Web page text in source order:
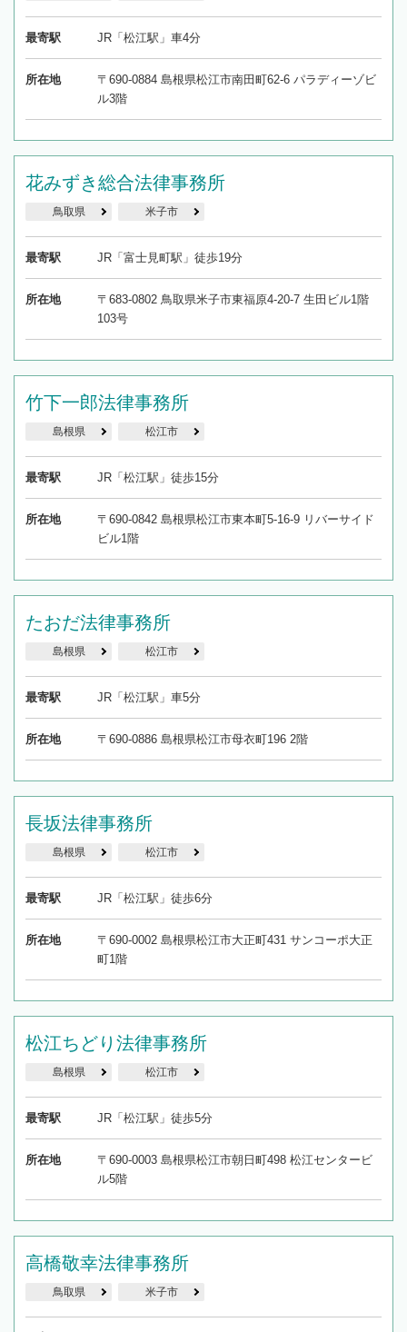
最寄駅 JR「松江駅」車4分
所在地
〒690-0884 島根県松江市南田町62-6 パラディーゾビ
ル3階
花みずき総合法律事務所
鳥取県 米子市
最寄駅 JR「富士見町駅」徒歩19分
所在地
〒683-0802 鳥取県米子市東福原4-20-7 生田ビル1階
103号
竹下一郎法律事務所
島根県 松江市
最寄駅 JR「松江駅」徒歩15分
所在地
〒690-0842 島根県松江市東本町5-16-9 リバーサイド
ビル1階
たおだ法律事務所
島根県 松江市
最寄駅 JR「松江駅」車5分
所在地 〒690-0886 島根県松江市母衣町196 2階
長坂法律事務所
島根県 松江市
最寄駅 JR「松江駅」徒歩6分
所在地
〒690-0002 島根県松江市大正町431 サンコーポ大正
町1階
松江ちどり法律事務所
島根県 松江市
最寄駅 JR「松江駅」徒歩5分
所在地
〒690-0003 島根県松江市朝日町498 松江センタービ
ル5階
高橋敬幸法律事務所
鳥取県 米子市